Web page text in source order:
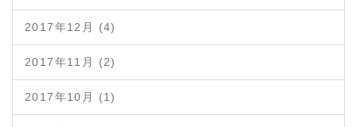
2017年12月 (4)
2017年11月 (2)
2017年10月 (1)